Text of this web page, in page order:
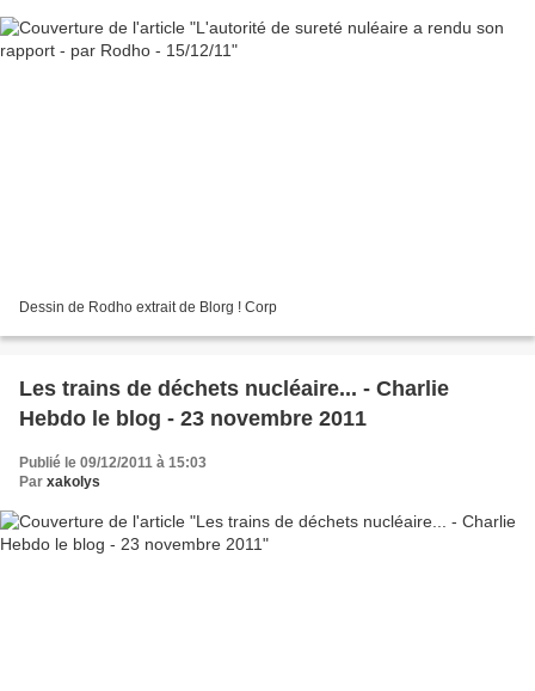
Dessin de Rodho extrait de Blorg ! Corp
Les trains de déchets nucléaire... - Charlie
Hebdo le blog - 23 novembre 2011
Publié le 09/12/2011 à 15:03
Par xakolys